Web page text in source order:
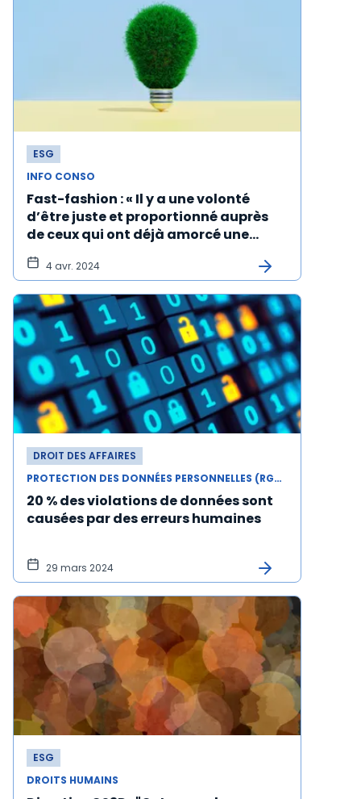
ESG
INFO CONSO
Fast-fashion : « Il y a une volonté
d’être juste et proportionné auprès
de ceux qui ont déjà amorcé une
transition écologique »
4 avr. 2024
DROIT DES AFFAIRES
PROTECTION DES DONNÉES PERSONNELLES (RGPD)
20 % des violations de données sont
causées par des erreurs humaines
29 mars 2024
ESG
DROITS HUMAINS